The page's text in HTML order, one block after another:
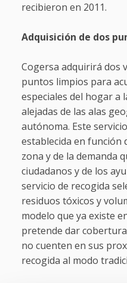
recibieron en 2011.
Adquisición de dos
Cogersa adquirirá dos
puntos limpios para
especiales del hogar a
alejadas de las alas
autónoma. Este
establecida en función
zona y de la demanda
ciudadanos y de los
servicio de recogida
residuos tóxicos y
modelo que ya existe
pretende dar
no cuenten en sus
recogida al modo